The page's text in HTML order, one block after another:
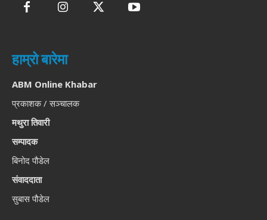
हाम्रो बारेमा
ABM Online Khabar
प्रकाशक / सञ्चालक
मथुरा तिवारी
सम्पादक
बिनोद पौडेल
संवाददाता
सुबास पौडेल